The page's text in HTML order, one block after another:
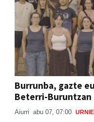
Burrunba, gazte
Beterri-Buruntzan
Aiurri abu 07, 07:00